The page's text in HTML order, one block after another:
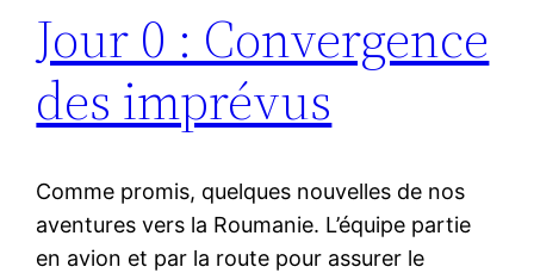
Jour 0 : Convergence
des imprévus
Comme promis, quelques nouvelles de nos
aventures vers la Roumanie. L’équipe partie
en avion et par la route pour assurer le